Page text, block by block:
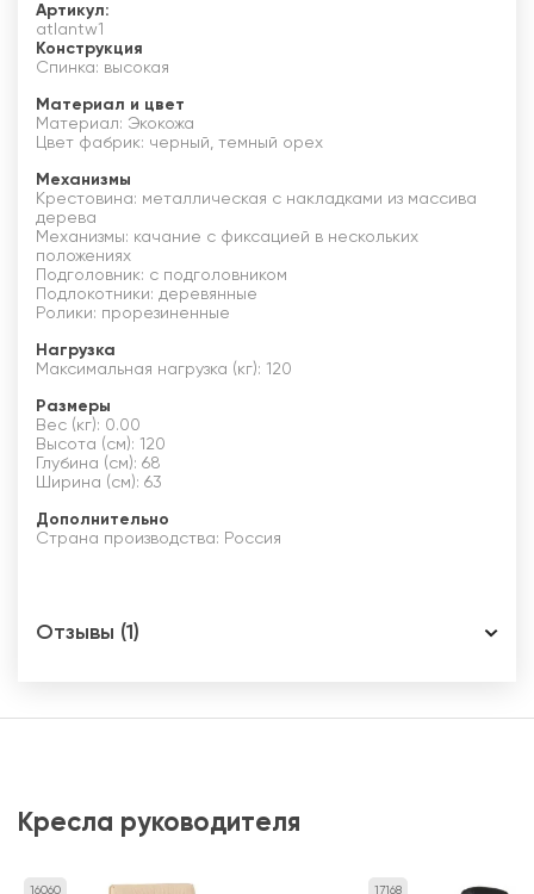
Артикул:
atlantw1
Конструкция
Спинка: высокая
Материал и цвет
Материал: Экокожа
Цвет фабрик: черный, темный орех
Механизмы
Крестовина: металлическая с накладками из массива
дерева
Механизмы: качание с фиксацией в нескольких
положениях
Подголовник: с подголовником
Подлокотники: деревянные
Ролики: прорезиненные
Нагрузка
Максимальная нагрузка (кг): 120
Размеры
Вес (кг): 0.00
Высота (см): 120
Глубина (см): 68
Ширина (см): 63
Дополнительно
Страна производства: Россия
Отзывы (1)
Кресла руководителя
16060 17168